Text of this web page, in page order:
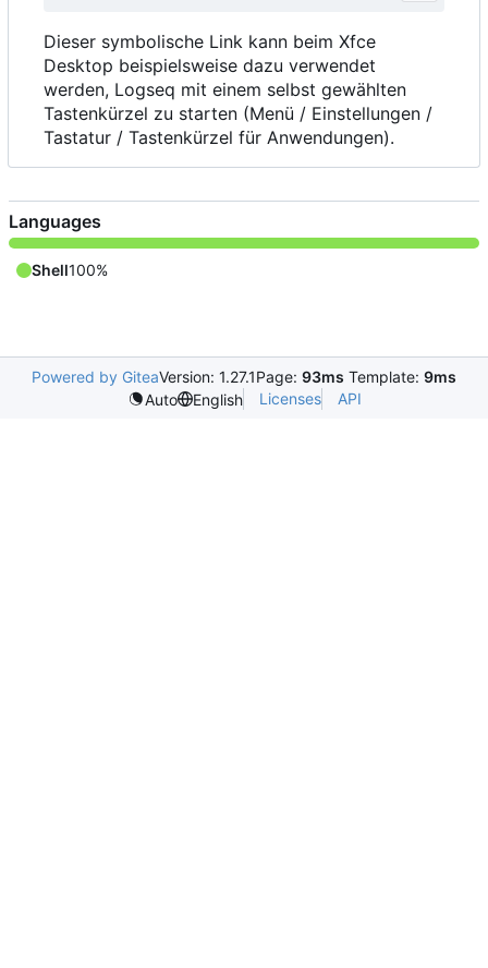
Dieser symbolische Link kann beim Xfce
Desktop beispielsweise dazu verwendet
werden, Logseq mit einem selbst gewählten
Tastenkürzel zu starten (Menü / Einstellungen /
Tastatur / Tastenkürzel für Anwendungen).
Languages
Shell100%
Powered by GiteaVersion: 1.27.1Page: 93ms Template: 9ms
Auto
English Licenses API